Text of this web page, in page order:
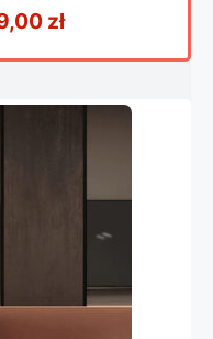
cena
złAktualna